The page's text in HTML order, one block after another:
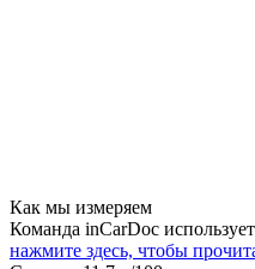
Как мы измеряем
Команда inCarDoc
нажмите здесь, чтобы